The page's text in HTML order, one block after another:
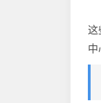
这
中